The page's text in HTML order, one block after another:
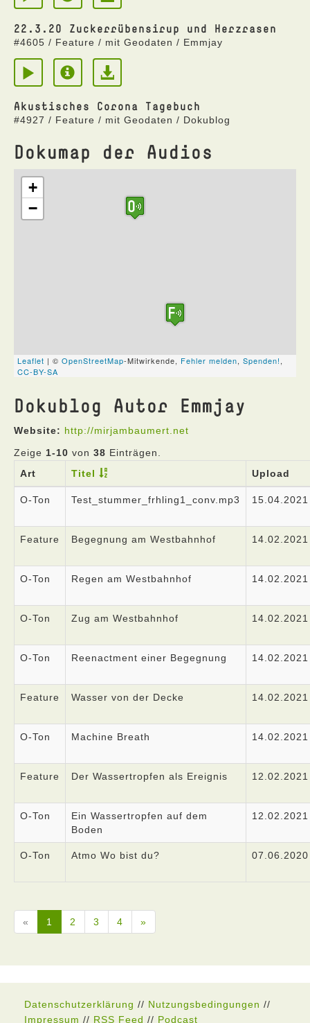
22.3.20 Zuckerrübensirup und Herzrasen
#4605 / Feature / mit Geodaten / Emmjay
Akustisches Corona Tagebuch
#4927 / Feature / mit Geodaten / Dokublog
Dokumap der Audios
Dokublog Autor Emmjay
Website: http://mirjambaumert.net
Zeige 1-10 von 38 Einträgen.
Art
Titel Upload
O-Ton Test_stummer_frhling1_conv.mp3 15.04.2021
Feature Begegnung am Westbahnhof 14.02.2021
O-Ton Regen am Westbahnhof 14.02.2021
O-Ton Zug am Westbahnhof 14.02.2021
O-Ton Reenactment einer Begegnung 14.02.2021
Feature Wasser von der Decke 14.02.2021
O-Ton Machine Breath 14.02.2021
Feature Der Wassertropfen als Ereignis 12.02.2021
O-Ton
Ein Wassertropfen auf dem
Boden
12.02.2021
O-Ton Atmo Wo bist du? 07.06.2020
« 1 2 3 4 »
Datenschutzerklärung // Nutzungsbedingungen //
Impressum // RSS Feed // Podcast